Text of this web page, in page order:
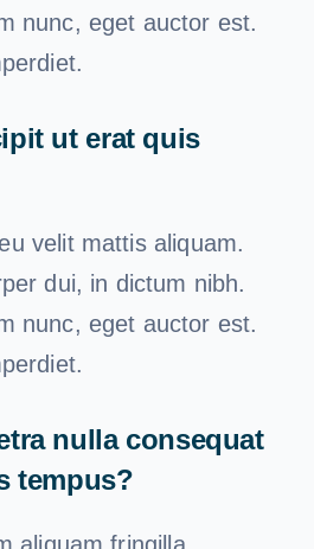
Sie einen Rat
nunc, eget auctor est.
ut erat quis
velit mattis aliquam.
dui, in dictum nibh.
nunc, eget auctor est.
nulla consequat
tempus?